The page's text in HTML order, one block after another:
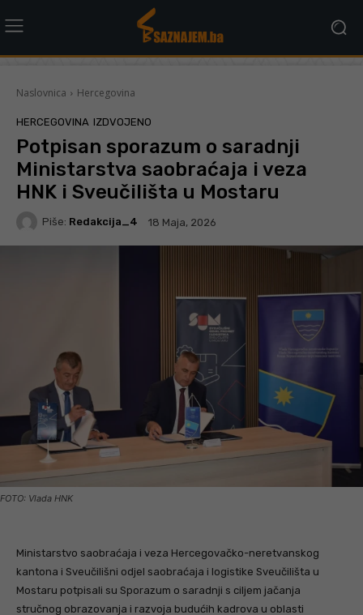
Naslovnica Hercegovina
HERCEGOVINA IZDVOJENO
Potpisan sporazum o saradnji
Ministarstva saobraćaja i veza
HNK i Sveučilišta u Mostaru
Piše: Redakcija_4 18 Maja, 2026
FOTO: Vlada HNK
Ministarstvo saobraćaja i veza Hercegovačko-neretvanskog
kantona i Sveučilišni odjel saobraćaja i logistike Sveučilišta u
Mostaru potpisali su Sporazum o saradnji s ciljem jačanja
stručnog obrazovanja i razvoja budućih kadrova u oblasti